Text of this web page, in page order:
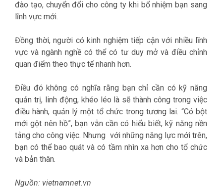
đào tạo, chuyển đổi cho công ty khi bổ nhiệm bạn sang
lĩnh vực mới.
Đồng thời, người có kinh nghiệm tiếp cận với nhiều lĩnh
vực và ngành nghề có thể có tư duy mở và điều chỉnh
quan điểm theo thực tế nhanh hơn.
Điều đó không có nghĩa rằng bạn chỉ cần có kỹ năng
quản trị, linh động, khéo léo là sẽ thành công trong việc
điều hành, quản lý một tổ chức trong tương lai. “Có bột
mới gột nên hồ”, bạn vẫn cần có hiểu biết, kỹ năng nền
tảng cho công việc. Nhưng với những năng lực mới trên,
bạn có thể bao quát và có tầm nhìn xa hơn cho tổ chức
và bản thân.
Nguồn: vietnamnet.vn